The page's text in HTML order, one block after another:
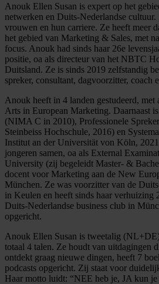
Anouk Ellen Susan is expert op het
netwerken en Duits-Nederlandse
vrouwen en hun carriere. Ze heeft meer
het gebied van Marketing & Sales, met
focus. Anouk had sinds haar 26e
positie, oa als directeur van het NBTC
Duitsland. Ze is sinds 2019 zelfstandig
spreker, consultant, dagvoorzitter, coach
Anouk heeft in 4 landen gestudeerd, met
Arts in European Marketing. Daarnaast
(NIMA C in 2010), Professionele
Steinbeiss Hochschule, 2016) en
Institut an der Universität von Köln,
jongeren samen, oa als External
University (zij begeleidt Master- &
docent voor Marketing aan de New
München. Ze was voorzitter van de
in Keulen en heeft sinds haar verhuizing
Duits-Nederlandse business club in
opgericht.
Anouk Ellen Susan is tweetalig
totaal 4 talen. Ze houdt van uitdagingen
ontdekt graag nieuwe dingen, heeft 7
podcasts opgericht. Zij staat voor
Haar motto luidt: “NEE heb je, JA kun